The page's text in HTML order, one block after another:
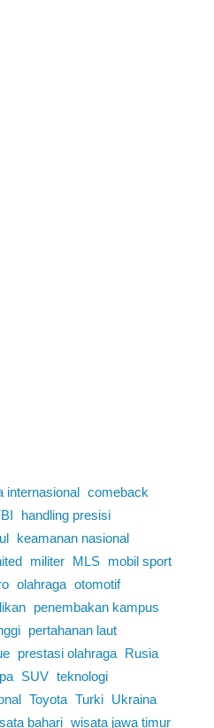
internasional comeback
handling presisi
keamanan nasional
militer MLS
mobil sport
olahraga otomotif
penembakan kampus
pertahanan laut
prestasi olahraga
Rusia
SUV teknologi
Toyota Turki
Ukraina
bahari wisata jawa timur